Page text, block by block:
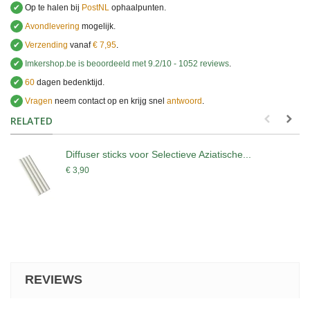
✔ Op te halen bij PostNL ophaalpunten.
✔ Avondlevering mogelijk.
✔ Verzending vanaf€ 7,95.
✔
Imkershop.be is beoordeeld met9.2/10 - 1052 reviews.
✔ 60 dagen bedenktijd.
✔ Vragen neem contact op en krijg snel antwoord .
RELATED
Diffuser sticks voor Selectieve Aziatische...
€ 3,90
REVIEWS